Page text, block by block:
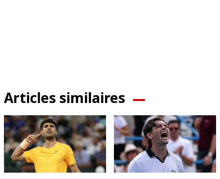
Articles similaires